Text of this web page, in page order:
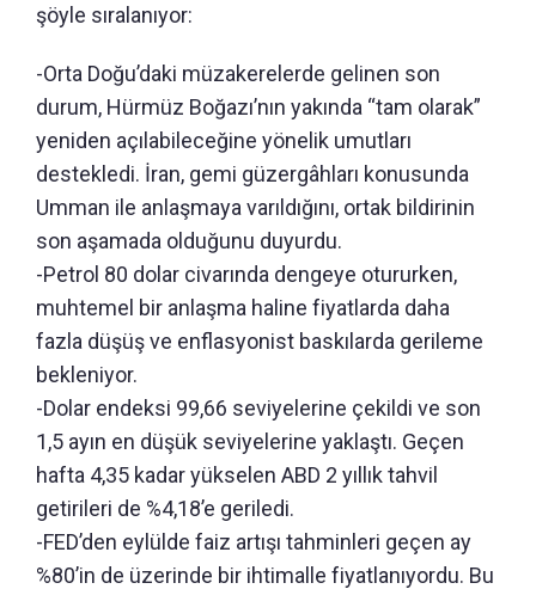
şöyle sıralanıyor:
-Orta Doğu’daki müzakerelerde gelinen son
durum, Hürmüz Boğazı’nın yakında “tam olarak”
yeniden açılabileceğine yönelik umutları
destekledi. İran, gemi güzergâhları konusunda
Umman ile anlaşmaya varıldığını, ortak bildirinin
son aşamada olduğunu duyurdu.
-Petrol 80 dolar civarında dengeye otururken,
muhtemel bir anlaşma haline fiyatlarda daha
fazla düşüş ve enflasyonist baskılarda gerileme
bekleniyor.
-Dolar endeksi 99,66 seviyelerine çekildi ve son
1,5 ayın en düşük seviyelerine yaklaştı. Geçen
hafta 4,35 kadar yükselen ABD 2 yıllık tahvil
getirileri de %4,18’e geriledi.
-FED’den eylülde faiz artışı tahminleri geçen ay
%80’in de üzerinde bir ihtimalle fiyatlanıyordu. Bu